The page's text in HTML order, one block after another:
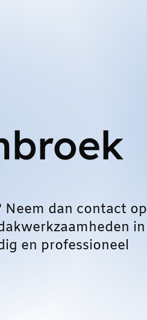
Neem dan contact op
in
en professioneel